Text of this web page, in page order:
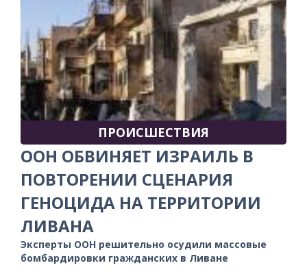
ПРОИСШЕСТВИЯ
ООН ОБВИНЯЕТ ИЗРАИЛЬ В
ПОВТОРЕНИИ СЦЕНАРИЯ
ГЕНОЦИДА НА ТЕРРИТОРИИ
ЛИВАНА
Эксперты ООН решительно осудили массовые
бомбардировки гражданских в Ливане